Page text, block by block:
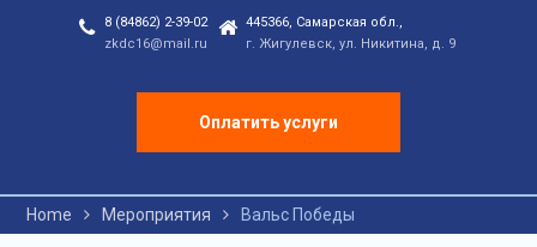
8 (84862) 2-39-02
zkdc16@mail.ru
445366, Самарская обл.,
г. Жигулевск, ул. Никитина, д. 9
Оплатить услуги
Home Мероприятия Вальс Победы